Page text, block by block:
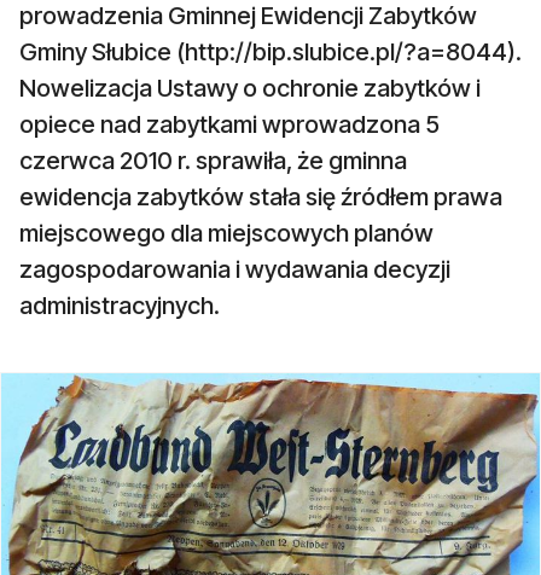
prowadzenia Gminnej Ewidencji Zabytków
Gminy Słubice (http://bip.slubice.pl/?a=8044).
Nowelizacja Ustawy o ochronie zabytków i
opiece nad zabytkami wprowadzona 5
czerwca 2010 r. sprawiła, że gminna
ewidencja zabytków stała się źródłem prawa
miejscowego dla miejscowych planów
zagospodarowania i wydawania decyzji
administracyjnych.